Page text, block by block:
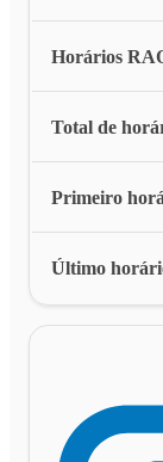
Horários
Total de
Primeiro
Último